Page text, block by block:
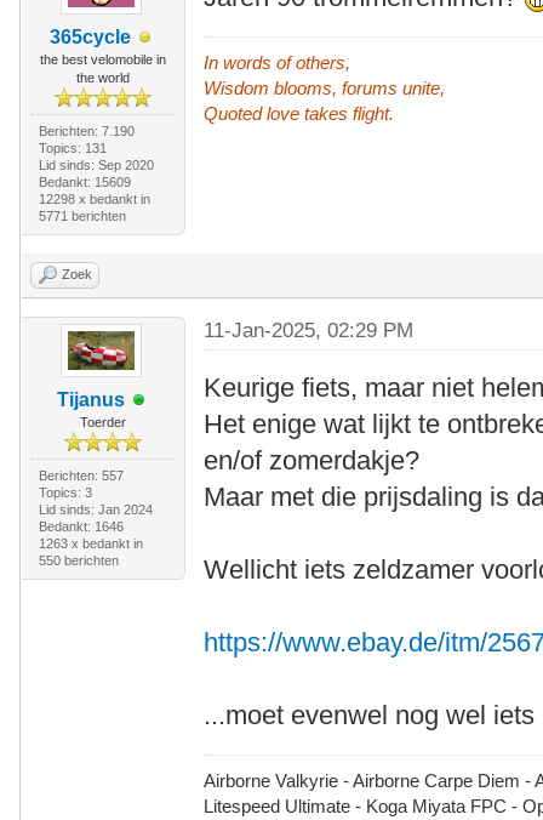
365cycle
the best velomobile in
the world
Berichten: 7.190
Topics: 131
Lid sinds: Sep 2020
Bedankt: 15609
12298 x bedankt in
5771 berichten
In words of others,
Wisdom blooms, forums unite,
Quoted love takes flight.
Zoek
Tijanus
Toerder
Berichten: 557
Topics: 3
Lid sinds: Jan 2024
Bedankt: 1646
1263 x bedankt in
550 berichten
11-Jan-2025, 02:29 PM
Keurige fiets, maar niet
Het enige wat lijkt te
en/of zomerdakje?
Maar met die prijsdaling is
Wellicht iets zeldzamer
https://www.ebay.de/itm/
...moet evenwel nog wel
Airborne Valkyrie - Airborne Carpe Diem -
Litespeed Ultimate - Koga Miyata FPC -